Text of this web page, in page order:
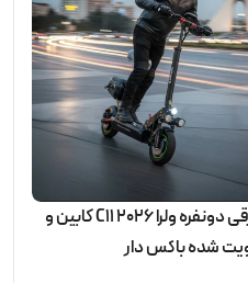
اسکوتر برقی دونفره ولرا C11 2026 کابین و
شده باکس دار